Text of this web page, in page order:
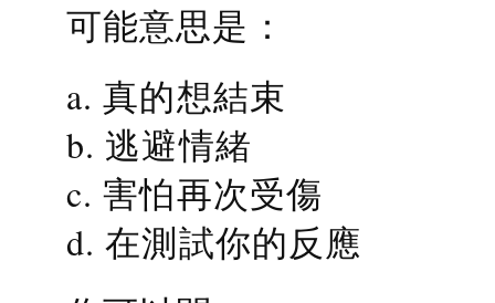
可能意思是：
a. 真的想結束
b. 逃避情緒
c. 害怕再次受傷
d. 在測試你的反應